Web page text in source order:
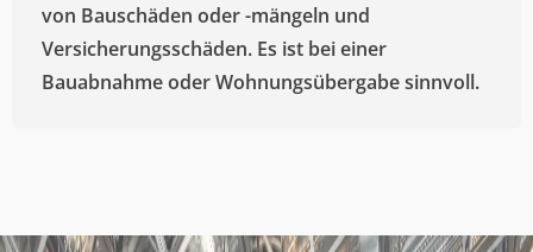
von Bauschäden oder -mängeln und
Versicherungsschäden. Es ist bei einer
Bauabnahme oder Wohnungsübergabe sinnvoll.